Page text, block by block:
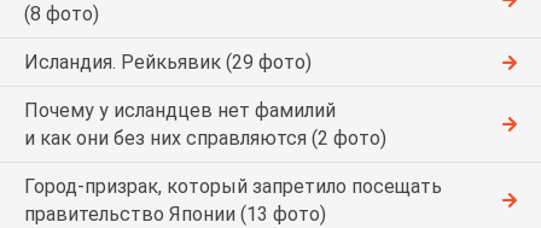
(8 фото)
Исландия. Рейкьявик (29 фото)
Почему у исландцев нет фамилий
и как они без них справляются (2 фото)
Город-призрак, который запретило посещать
правительство Японии (13 фото)